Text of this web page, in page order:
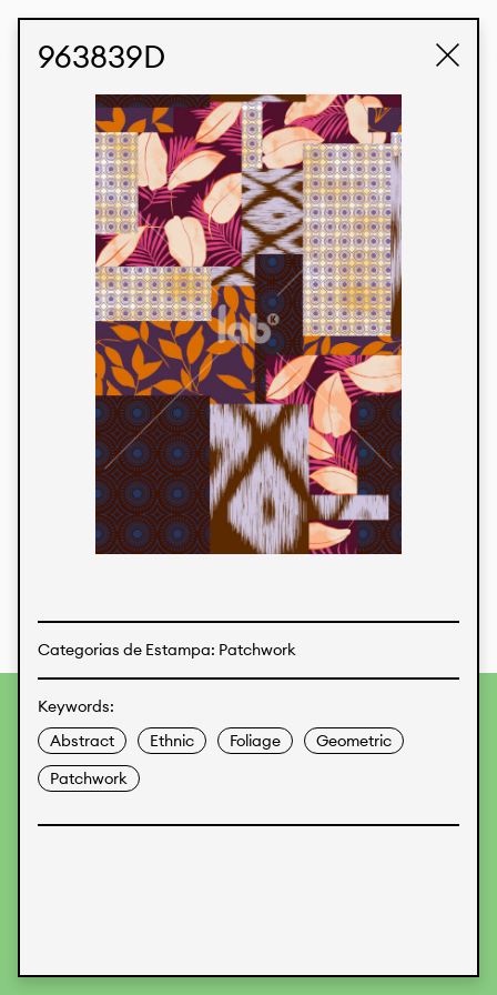
Para fornecer as melhores experiências, usamos
tecnologias como cookies para armazenar e/ou acessar
informações do dispositivo. O consentimento para essas
tecnologias nos permitirá processar dados como
comportamento de navegação ou IDs exclusivos neste site.
negativamente certos recursos e funções.
963839D
Categorias de Estampa: Patchwork
Keywords:
Abstract
Ethnic Foliage
Geometric
Patchwork
KALIMO CONTATO
Produtos
Temos orgulho de expressar nossa identidade
brasileira por meio de nossos tecidos e estampas
personalizadas, trabalhando em colaboração
com nossos clientes e dando vida aos seus
conceitos e criações. Nossa extensa linha de
produtos tem opções para diferentes mercados.
Oferecemos também tecidos ecológicos e
tecnológicos que podem ser acabados em
qualquer cor sólida ou impressão digital.
Cores
Estampas